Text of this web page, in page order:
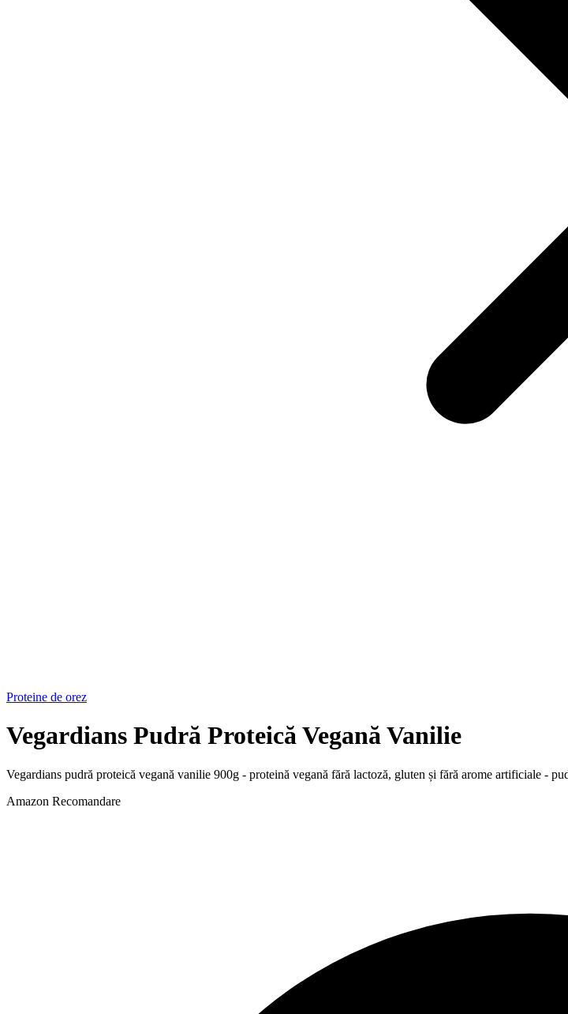
Proteine de orez
Vegardians Pudră Proteică Vegană Vanilie
Vegardians pudră proteică vegană vanilie 900g - proteină vegană fără lactoză, gluten și fără arome artificiale -
Amazon Recomandare